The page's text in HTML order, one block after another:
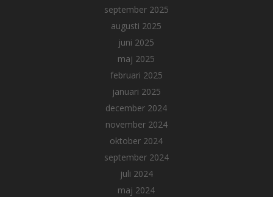
september 2025
augusti 2025
juni 2025
maj 2025
februari 2025
januari 2025
december 2024
november 2024
oktober 2024
september 2024
juli 2024
maj 2024